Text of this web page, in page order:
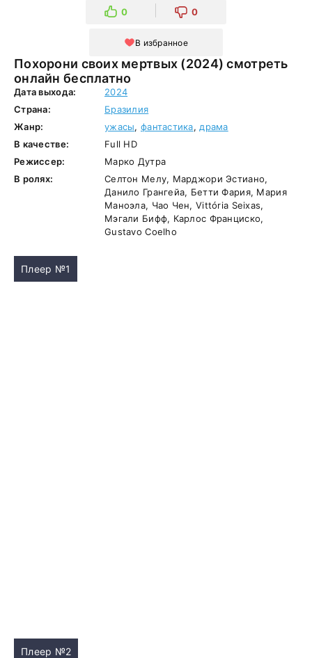
Похорони своих мертвых (2024) смотреть
онлайн бесплатно
0 0
В избранное
Дата выхода:
2024
Страна:
Бразилия
Жанр:
ужасы, фантастика, драма
В качестве:
Full HD
Режиссер:
Марко Дутра
В ролях:
Селтон Мелу, Марджори Эстиано,
Данило Грангейа, Бетти Фария, Мария
Маноэла, Чао Чен, Vittória Seixas,
Мэгали Бифф, Карлос Франциско,
Gustavo Coelho
Плеер №1
Плеер №2